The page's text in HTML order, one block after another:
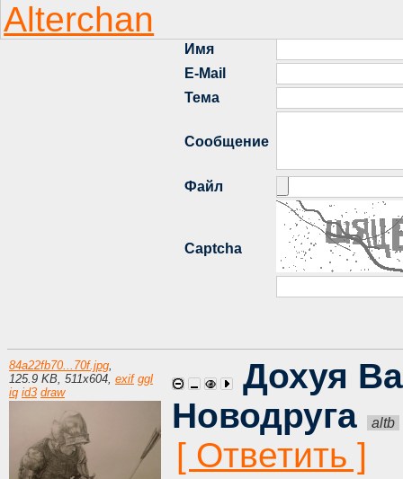
84a22fb70...70f.jpg,
125.9 KB, 511x604, exif ggl
iq id3 draw
Дохуя
Новодруга
altb